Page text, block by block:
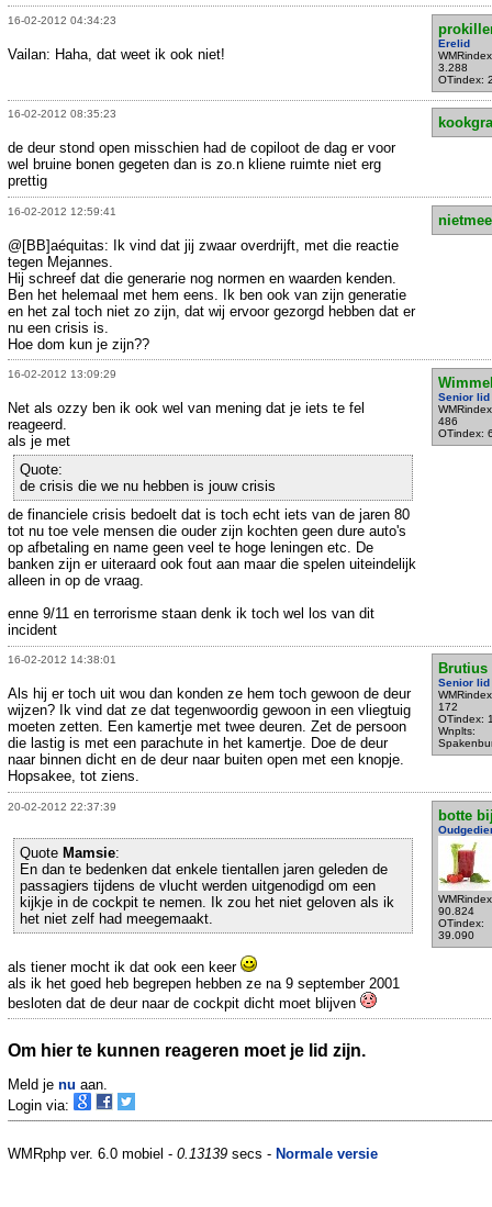
16-02-2012 04:34:23
Erelid
3.288
OTindex:
Vailan: Haha, dat weet ik ook niet!
16-02-2012 08:35:23
de deur stond open misschien had de copiloot de dag er voor
wel bruine bonen gegeten dan is zo.n kliene ruimte niet erg
prettig
16-02-2012 12:59:41
@[BB]aéquitas: Ik vind dat jij zwaar overdrijft, met die reactie
tegen Mejannes.
Hij schreef dat die generarie nog normen en waarden kenden.
Ben het helemaal met hem eens. Ik ben ook van zijn generatie
en het zal toch niet zo zijn, dat wij ervoor gezorgd hebben dat er
nu een crisis is.
Hoe dom kun je zijn??
16-02-2012 13:09:29
Senior lid
486
OTindex:
Net als ozzy ben ik ook wel van mening dat je iets te fel
reageerd.
als je met
Quote:
de crisis die we nu hebben is jouw crisis
de financiele crisis bedoelt dat is toch echt iets van de jaren 80
tot nu toe vele mensen die ouder zijn kochten geen dure auto's
op afbetaling en name geen veel te hoge leningen etc. De
banken zijn er uiteraard ook fout aan maar die spelen uiteindelijk
alleen in op de vraag.
enne 9/11 en terrorisme staan denk ik toch wel los van dit
incident
16-02-2012 14:38:01
Brutius
Senior lid
172
OTindex:
Wnplts:
Als hij er toch uit wou dan konden ze hem toch gewoon de deur
wijzen? Ik vind dat ze dat tegenwoordig gewoon in een vliegtuig
moeten zetten. Een kamertje met twee deuren. Zet de persoon
die lastig is met een parachute in het kamertje. Doe de deur
naar binnen dicht en de deur naar buiten open met een knopje.
Hopsakee, tot ziens.
20-02-2012 22:37:39
botte
90.824
OTindex:
39.090
Quote Mamsie:
En dan te bedenken dat enkele tientallen jaren geleden de
passagiers tijdens de vlucht werden uitgenodigd om een
kijkje in de cockpit te nemen. Ik zou het niet geloven als ik
het niet zelf had meegemaakt.
als tiener mocht ik dat ook een keer
als ik het goed heb begrepen hebben ze na 9 september 2001
besloten dat de deur naar de cockpit dicht moet blijven
Om hier te kunnen reageren moet je lid zijn.
Meld je nu aan.
Login via:
WMRphp ver. 6.0 mobiel - 0.13139 secs - Normale versie